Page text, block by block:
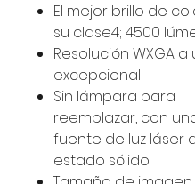
El mejor brillo de
su clase4; 4500
Resolución WXGA
excepcional
Sin lámpara para
reemplazar, con
fuente de luz láser
estado sólido